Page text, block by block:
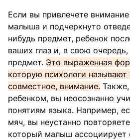
Если вы привлечете
малыша и подчеркнуто
нибудь предмет, ребенок
ваших глаз и, в свою
предмет. Это выраженная
которую психологи называют
совместное, внимание.
ребенком, вы неосознанно
понятиям языка. Например,
мяч, вы неустанно
который малыш